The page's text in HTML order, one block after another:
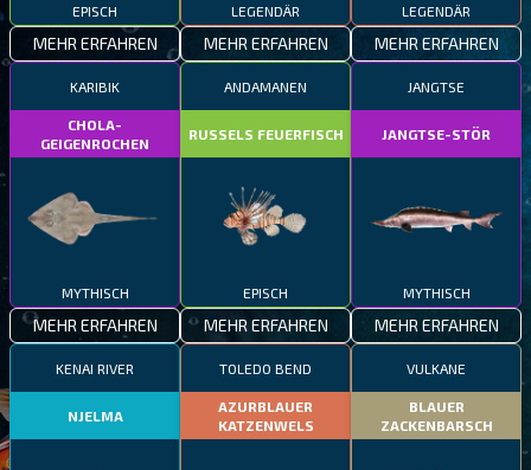
EPISCH
MEHR ERFAHREN
LEGENDÄR
MEHR ERFAHREN
LEGENDÄR
MEHR ERFAHREN
KARIBIK
CHOLA-
GEIGENROCHEN
MYTHISCH
MEHR ERFAHREN
ANDAMANEN
RUSSELS FEUERFISCH
EPISCH
MEHR ERFAHREN
JANGTSE
JANGTSE-STÖR
MYTHISCH
MEHR ERFAHREN
KENAI RIVER
NJELMA
TOLEDO BEND
AZURBLAUER
KATZENWELS
VULKANE
BLAUER
ZACKENBARSCH